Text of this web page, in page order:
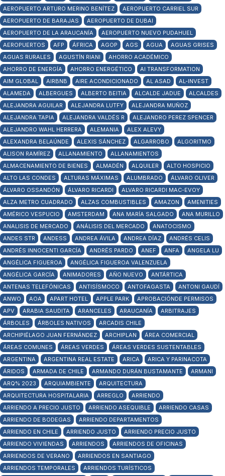
AEROPUERTO ARTURO MERINO BENÍTEZ
AEROPUERTO CARRIEL SUR
AEROPUERTO DE BARAJAS
AEROPUERTO DE DUBAI
AEROPUERTO DE LA ARAUCANÍA
AEROPUERTO NUEVO PUDAHUEL
AEROPUERTOS
AFP ÁFRICA AGOP AGS AGUA
AGUAS GRISES
AGUAS RURALES
AGUSTÍN RIANI
AHORRO ACADÉMICO
AHORRO DE ENERGÍA
AHORRO ENERGÉTICO
AI TRANSFORMATION
AIM GLOBAL
AIRBNB AIRE ACONDICIONADO AL ASAD
AL-INVEST
ALAMEDA
ALBERGUES ALBERTO BEITIA ALCALDE JADUE
ALCALDES
ALEJANDRA AGUILAR
ALEJANDRA LUTFY
ALEJANDRA MUÑOZ
ALEJANDRA TAPIA
ALEJANDRA VALDÉS R
ALEJANDRO PEREZ SPENCER
ALEJANDRO WAHL HERRERA
ALEMANIA
ALEX ALEVY
ALEXANDRA BELAÚNDE
ALEXIS SÁNCHEZ ALGARROBO
ALGORITMO
ALISON RAMÍREZ
ALLANAMIENTO
ALLANAMIENTOS
ALMACENAMIENTO DE BIENES
ALMADÉN ALQUILER
ALTO HOSPICIO
ALTO LAS CONDES
ALTURAS MÁXIMAS ALUMBRADO
ÁLVARO OLIVER
ÁLVARO OSSANDÓN
ÁLVARO RICARDI
ALVARO RICARDI MAC-EVOY
ALZA METRO CUADRADO
ALZAS COMBUSTIBLES AMAZON
AMENITIES
AMÉRICO VESPUCIO
AMSTERDAM ANA MARÍA SALGADO
ANA MURILLO
ANALISIS DE MERCADO
ANÁLISIS DEL MERCADO
ANATOCISMO
ANDES STR
ANDESS ANDREA ÁVILA ANDREA DÍAZ
ANDRÉS CELIS
ANDRÉS INNOCENTI GARCÍA
ANDRÉS PARDO ANEF ANFA
ANGELA LU
ANGÉLICA FIGUEROA
ANGÉLICA FIGUEROA VALENZUELA
ANGÉLICA GARCÍA
ANIMADORES AÑO NUEVO
ANTÁRTICA
ANTENAS TELEFÓNICAS
ANTISÍSMOCO ANTOFAGASTA
ANTONI GAUDÍ
ANWO
AOA APART HOTEL APPLE PARK
APROBACIÓNDE PERMISOS
APV
ARABIA SAUDITA ARANCELES ARAUCANÍA
ARBITRAJES
ÁRBOLES
ÁRBOLES NATIVOS
ARCADIS CHILE
ARCHIPIÉLAGO JUAN FERNÁNDEZ
ARCHIPLAN
ÁREA COMERCIAL
ÁREAS COMUNES
ÁREAS VERDES
ÁREAS VERDES SUSTENTABLES
ARGENTINA
ARGENTINA REAL ESTATE ARICA
ARICA Y PARINACOTA
ÁRIDOS
ARMADA DE CHILE ARMANDO DURÁN BUSTAMANTE
ARMANI
ARQ% 2023
ARQUIAMBIENTE
ARQUITECTURA
ARQUITECTURA HOSPITALARIA
ARREGLO
ARRIENDO
ARRIENDO A PRECIO JUSTO
ARRIENDO ASEQUIBLE
ARRIENDO CASAS
ARRIENDO DE BODEGAS
ARRIENDO DEPARTAMENTOS
ARRIENDO EN CHILE
ARRIENDO JUSTO
ARRIENDO PRECIO JUSTO
ARRIENDO VIVIENDAS
ARRIENDOS
ARRIENDOS DE OFICINAS
ARRIENDOS DE VERANO
ARRIENDOS EN SANTIAGO
ARRIENDOS TEMPORALES
ARRIENDOS TURÍSTICOS